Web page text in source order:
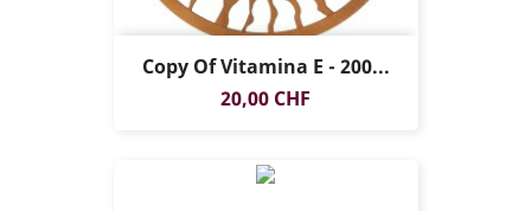
Copy Of Vitamina E - 200...
Prezzo
20,00 CHF